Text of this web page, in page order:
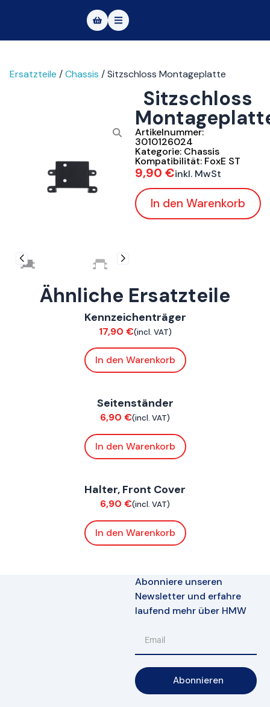
Über uns
Fahrzeuge
Testfahrt
Service
Kontakt
|EN
Ersatzteile /Chassis / Sitzschloss Montageplatte
Sitzschloss
Artikelnummer:
3010126024
Kategorie: Chassis
Kompatibilität: FoxE ST
9,90 €inkl. MwSt
In den Warenkorb
Ähnliche Ersatzteile
ConnE
Kennzeichenträger
17,90 €(incl. VAT)
In den Warenkorb
Seitenständer
6,90 €(incl. VAT)
In den Warenkorb
Halter, Front Cover
6,90 €(incl. VAT)
In den Warenkorb
Abonniere unseren
Newsletter und erfahre
laufend mehr über HMW
Abonnieren